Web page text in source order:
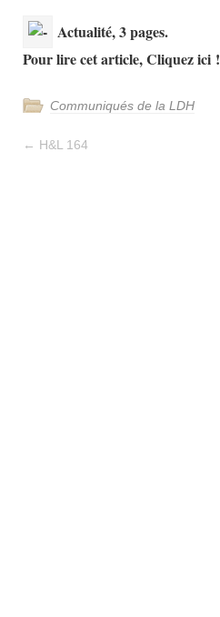
Actualité, 3 pages.
Pour lire cet article, Cliquez ici !
Communiqués de la LDH
← H&L 164